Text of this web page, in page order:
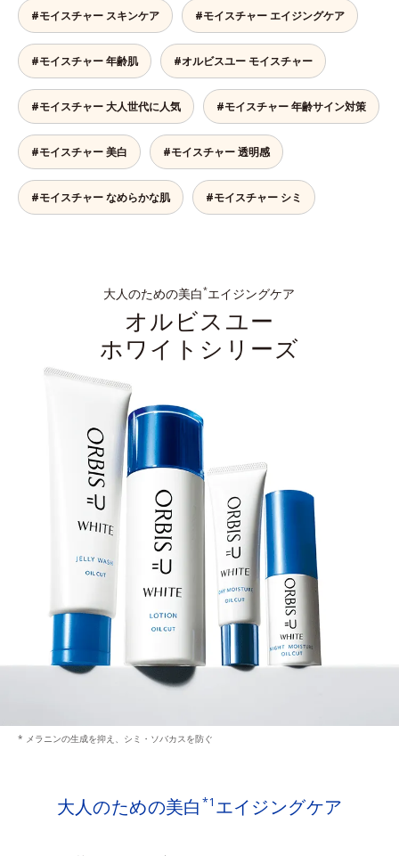
#モイスチャー スキンケア #モイスチャー エイジングケア
#モイスチャー 年齢肌 #オルビスユー モイスチャー
#モイスチャー 大人世代に人気 #モイスチャー 年齢サイン対策
#モイスチャー 美白 #モイスチャー 透明感
#モイスチャー なめらかな肌 #モイスチャー シミ
大人のための美白*エイジングケア
オルビスユー
ホワイトシリーズ
* メラニンの生成を抑え、シミ・ソバカスを防ぐ
大人のための美白 *1 エイジングケア